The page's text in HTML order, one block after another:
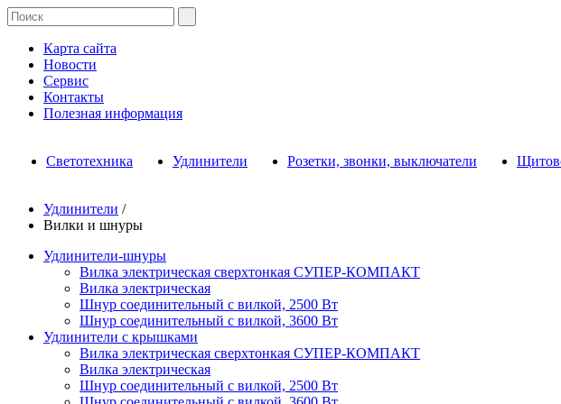
Карта сайта
Новости
Сервис
Контакты
Полезная информация
Светотехника Удлинители Розетки, звонки, выключатели
Удлинители /
Вилки и шнуры
Удлинители-шнуры
Вилка электрическая сверхтонкая СУПЕР-КОМПАКТ
Вилка электрическая
Шнур соединительный с вилкой, 2500 Вт
Шнур соединительный с вилкой, 3600 Вт
Удлинители с крышками
Вилка электрическая сверхтонкая СУПЕР-КОМПАКТ
Вилка электрическая
Шнур соединительный с вилкой, 2500 Вт